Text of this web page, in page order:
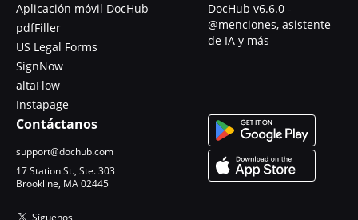
Aplicación móvil DocHub
pdfFiller
US Legal Forms
SignNow
altaFlow
Instapage
DocHub v6.6.0 -
@menciones, asistente
de IA y más
Contáctanos
support@dochub.com
17 Station St., Ste. 303
Brookline, MA 02445
Síguenos